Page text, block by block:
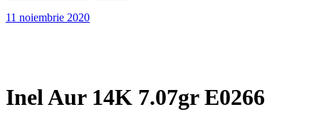
11 noiembrie 2020
Inel Aur 14K 7.07gr E0266